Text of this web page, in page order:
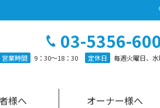
03-5356-
営業時間 9：30～18：30 定休日 毎週火曜日、
様へ オーナー様へ